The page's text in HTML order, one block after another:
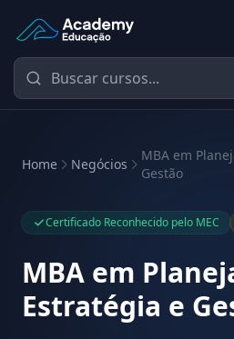
Academy Educação — Página
Home Negócios
MBA em
Gestão
Certificado Reconhecido pelo MEC
MBA em
Estratégia e